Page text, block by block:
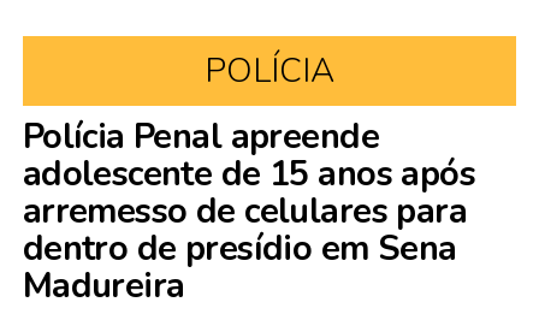
POLÍCIA
Polícia Penal apreende
adolescente de 15 anos após
arremesso de celulares para
dentro de presídio em Sena
Madureira